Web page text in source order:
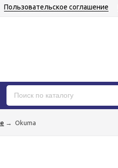
Пользовательское соглашение
→ Okuma